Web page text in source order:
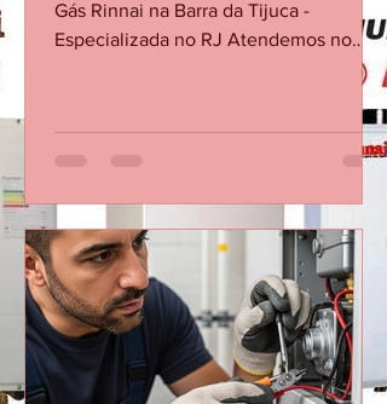
Conserto Manutenção de Aquecedor a
Gás Rinnai na Barra da Tijuca -
30480411 AVENIDA DAS AMÉRICAS
3333 SALA 103 BARRA DA TIJUCA Os
aquecedores Rinnai são reconhecidos
pela qualidade e eficiência, mas, como
qualquer equipamento, precisam de
manutenção periódica para garantir
segurança, economia de gás e bom
desempenho. Quando o aparelho
apresenta dificuldade para acender,